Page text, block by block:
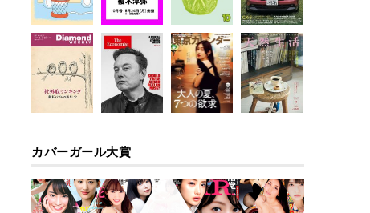
カバーガール大賞